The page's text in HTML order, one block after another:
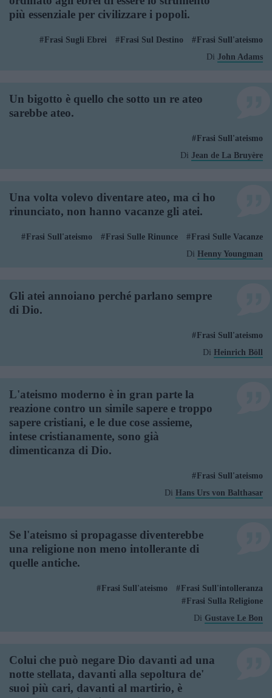
più essenziale per civilizzare i popoli.
Frasi Sugli Ebrei Frasi Sul Destino
Frasi Sull'ateismo
Di John Adams
Un bigotto è quello che sotto un re ateo
sarebbe ateo.
Frasi Sull'ateismo
Di Jean de La Bruyère
Una volta volevo diventare ateo, ma ci ho
rinunciato, non hanno vacanze gli atei.
Frasi Sull'ateismo Frasi Sulle Rinunce
Frasi Sulle Vacanze
Di Henny Youngman
Gli atei annoiano perché parlano sempre
di Dio.
Frasi Sull'ateismo
Di Heinrich Böll
L'ateismo moderno è in gran parte la
reazione contro un simile sapere e troppo
sapere cristiani, e le due cose assieme,
intese cristianamente, sono già
dimenticanza di Dio.
Frasi Sull'ateismo
Di Hans Urs von Balthasar
Se l'ateismo si propagasse diventerebbe
una religione non meno intollerante di
quelle antiche.
Frasi Sull'ateismo
Frasi Sull'intolleranza
Frasi Sulla Religione
Di Gustave Le Bon
Colui che può negare Dio davanti ad una
notte stellata, davanti alla sepoltura de'
suoi più cari, davanti al martirio, è